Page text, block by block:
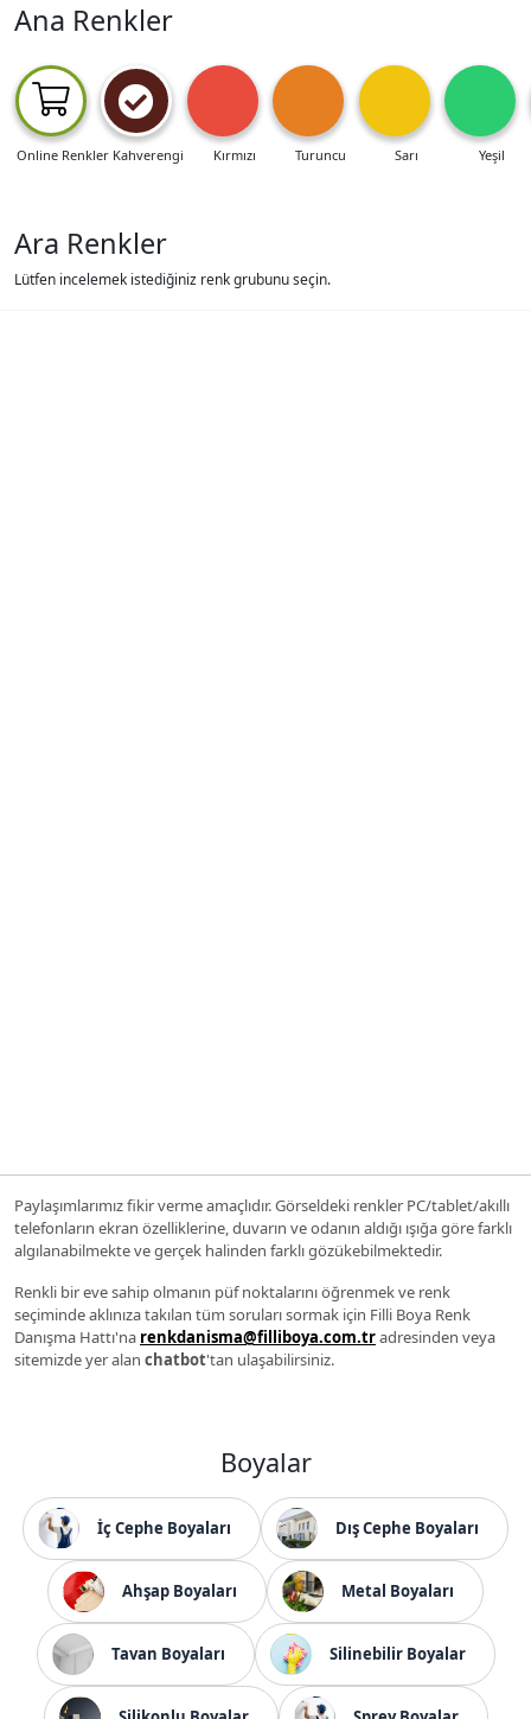
Ana Renkler
Online Renkler Kahverengi Kırmızı Turuncu Sarı Yeşil
Ara Renkler
Lütfen incelemek istediğiniz renk grubunu seçin.
Paylaşımlarımız fikir verme amaçlıdır. Görseldeki renkler PC/tablet/akıllı
telefonların ekran özelliklerine, duvarın ve odanın aldığı ışığa göre farklı
algılanabilmekte ve gerçek halinden farklı gözükebilmektedir.
Renkli bir eve sahip olmanın püf noktalarını öğrenmek ve renk
seçiminde aklınıza takılan tüm soruları sormak için Filli Boya Renk
Danışma Hattı'na renkdanisma@filliboya.com.tradresinden veya
sitemizde yer alan chatbot'tan ulaşabilirsiniz.
Boyalar
İç Cephe Boyaları Dış Cephe Boyaları
Ahşap Boyaları Metal Boyaları
Tavan Boyaları Silinebilir Boyalar